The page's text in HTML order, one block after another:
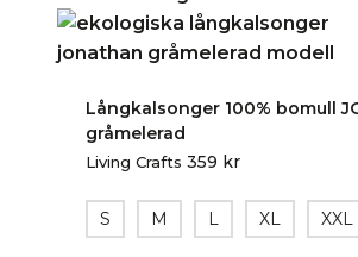
Långkalsonger 100% bomull
gråmelerad
Living Crafts 359 kr
S M L XL XXL